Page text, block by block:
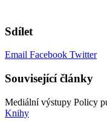
Sdílet
Email Facebook Twitter
Související články
Mediální výstupy Policy
Knihy